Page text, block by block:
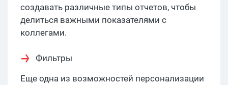
создавать различные типы отчетов, чтобы
делиться важными показателями с
коллегами.
Фильтры
Еще одна из возможностей персонализации